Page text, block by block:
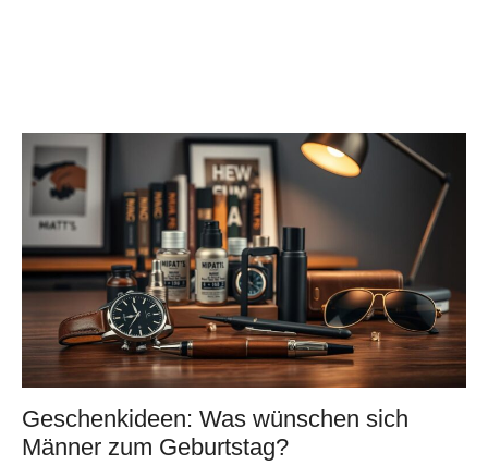
Geschenkideen: Was wünschen sich
Männer zum Geburtstag?